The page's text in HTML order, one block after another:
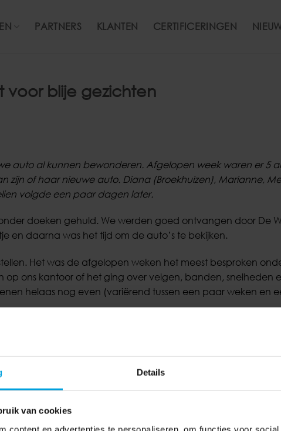
Details
van cookies
PARTNERS KLANTEN CERTIFICERINGEN
voor blije gezichten
auto al kunnen bewonderen. Afgelopen week waren er 5
zijn of haar nieuwe auto. Diana (Broekhuizen), Marianne,
volgde een paar dagen later.
doeken gehuld. We werden goed ontvangen door De
en daarna was het tijd om de auto’s te bekijken.
Het was de afgelopen weken het meest besproken
ons kantoor of het ging over velgen, banden, snelheden
helaas nog even (variërend tussen een paar weken en
Melanie & Frank